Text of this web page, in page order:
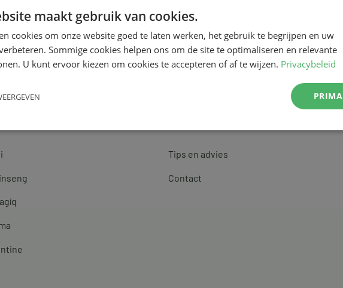
Tips en advies
Contact
maakt gebruik van cookies.
cookies om onze website goed te laten werken, het gebruik te begrijpen en uw
Sommige cookies helpen ons om de site te optimaliseren en relevante
U kunt ervoor kiezen om cookies te accepteren of af te wijzen. Privacybeleid
PRIMA